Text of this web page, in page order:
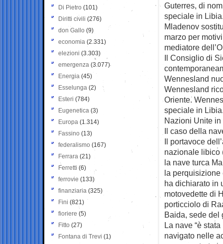
Guterres, di
speciale in
Mladenov
marzo per
mediatore
Il Consiglio di
Wennesland
Wennesland
Oriente.
speciale in
Nazioni Unite in
Il caso della
Il portavoce
nazionale libico
la nave turca
la perquisizione
ha dichiarato in
motovedette di
porticciolo di
Baida, sede del
La nave “è
navigato nelle
Di Pietro (101)
Diritti civili (276)
don Gallo (9)
economia (2.331)
elezioni (3.303)
emergenza (3.077)
Energia (45)
Esselunga (2)
Esteri (784)
Eugenetica (3)
Europa (1.314)
Fassino (13)
federalismo (167)
Ferrara (21)
Ferretti (6)
ferrovie (133)
finanziaria (325)
Fini (821)
fioriere (5)
Fitto (27)
Fontana di Trevi (1)